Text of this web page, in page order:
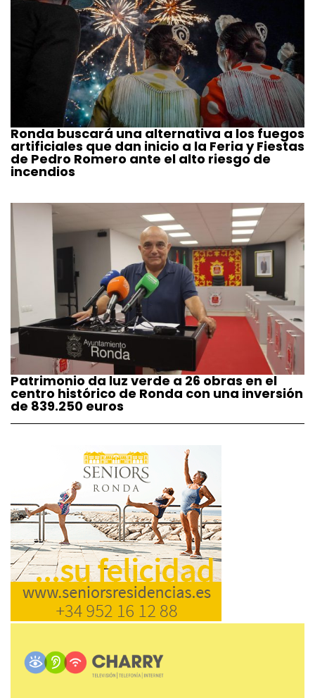
Ronda buscará una alternativa a los fuegos
artificiales que dan inicio a la Feria y Fiestas
de Pedro Romero ante el alto riesgo de
incendios
Patrimonio da luz verde a 26 obras en el
centro histórico de Ronda con una inversión
de 839.250 euros